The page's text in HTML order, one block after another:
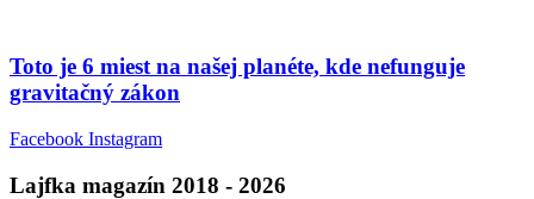
Toto je 6 miest na našej planéte, kde nefunguje
gravitačný zákon
Facebook Instagram
Lajfka magazín 2018 - 2026